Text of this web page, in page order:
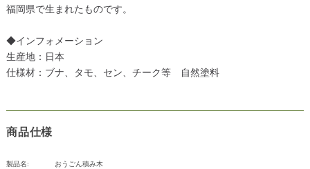
福岡県で生まれたものです。
◆インフォメーション
生産地：日本
仕様材：ブナ、タモ、セン、チーク等 自然塗料
商品仕様
製品名: おうごん積み木